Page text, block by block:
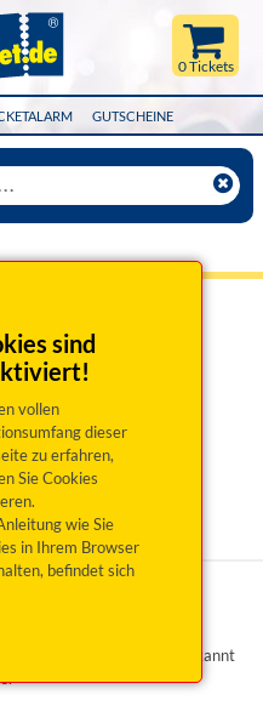
GUTSCHEINE
0 Tickets
sind
vollen
dieser
zu erfahren,
Sie Cookies
wie Sie
in Ihrem Browser
befindet sich
»
vor.
sind uns aktuell nicht bekannt